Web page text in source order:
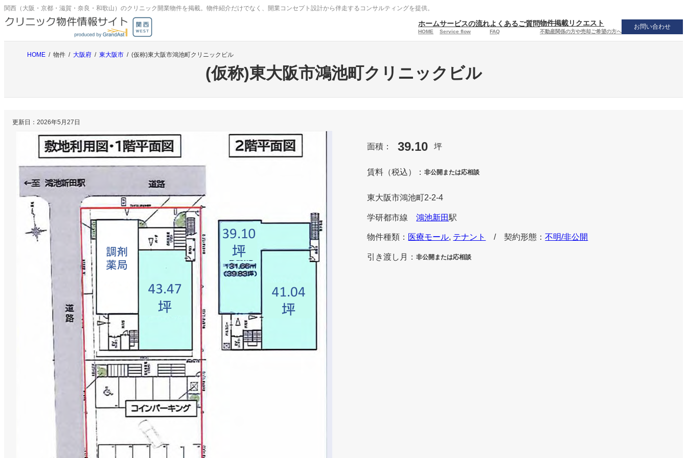
内
容
ス
関西（大阪・京都・滋賀・奈良・和歌山）のクリニック開業物件を掲載。物件紹介だけでなく、開業コンセプト設計から伴走するコンサルティングを提供。
ホーム
HOME
サービスの流れ
Service flow
よくあるご質問
FAQ
物件掲載リクエスト
不動産関係の方や売却ご希望の方へ
お問い合わせ
HOME 物件 大阪府 東大阪市 (仮称)東大阪市鴻池町クリニックビル
(仮称)東大阪市鴻池町クリニックビル
更新日： 2026年5月27日
面積： 39.10 坪
賃料（税込）：非公開または応相談
東⼤阪市鴻池町2-2-4
学研都市線 鴻池新田駅
物件種類： 医療モール, テナント / 契約形態：不明/非公開
引き渡し月：非公開または応相談